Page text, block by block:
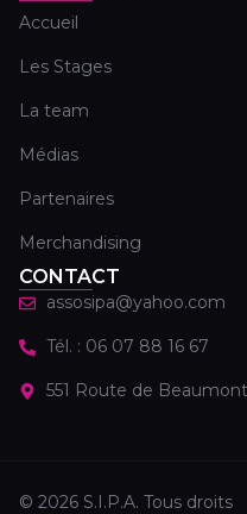
Accueil
Les Stages
La team
Médias
Partenaires
Merchandising
CONTACT
assosipa@yahoo.com
Tél. : 06 07 88 16 67
551 Route de
© 2026 S.I.P.A. Tous droits